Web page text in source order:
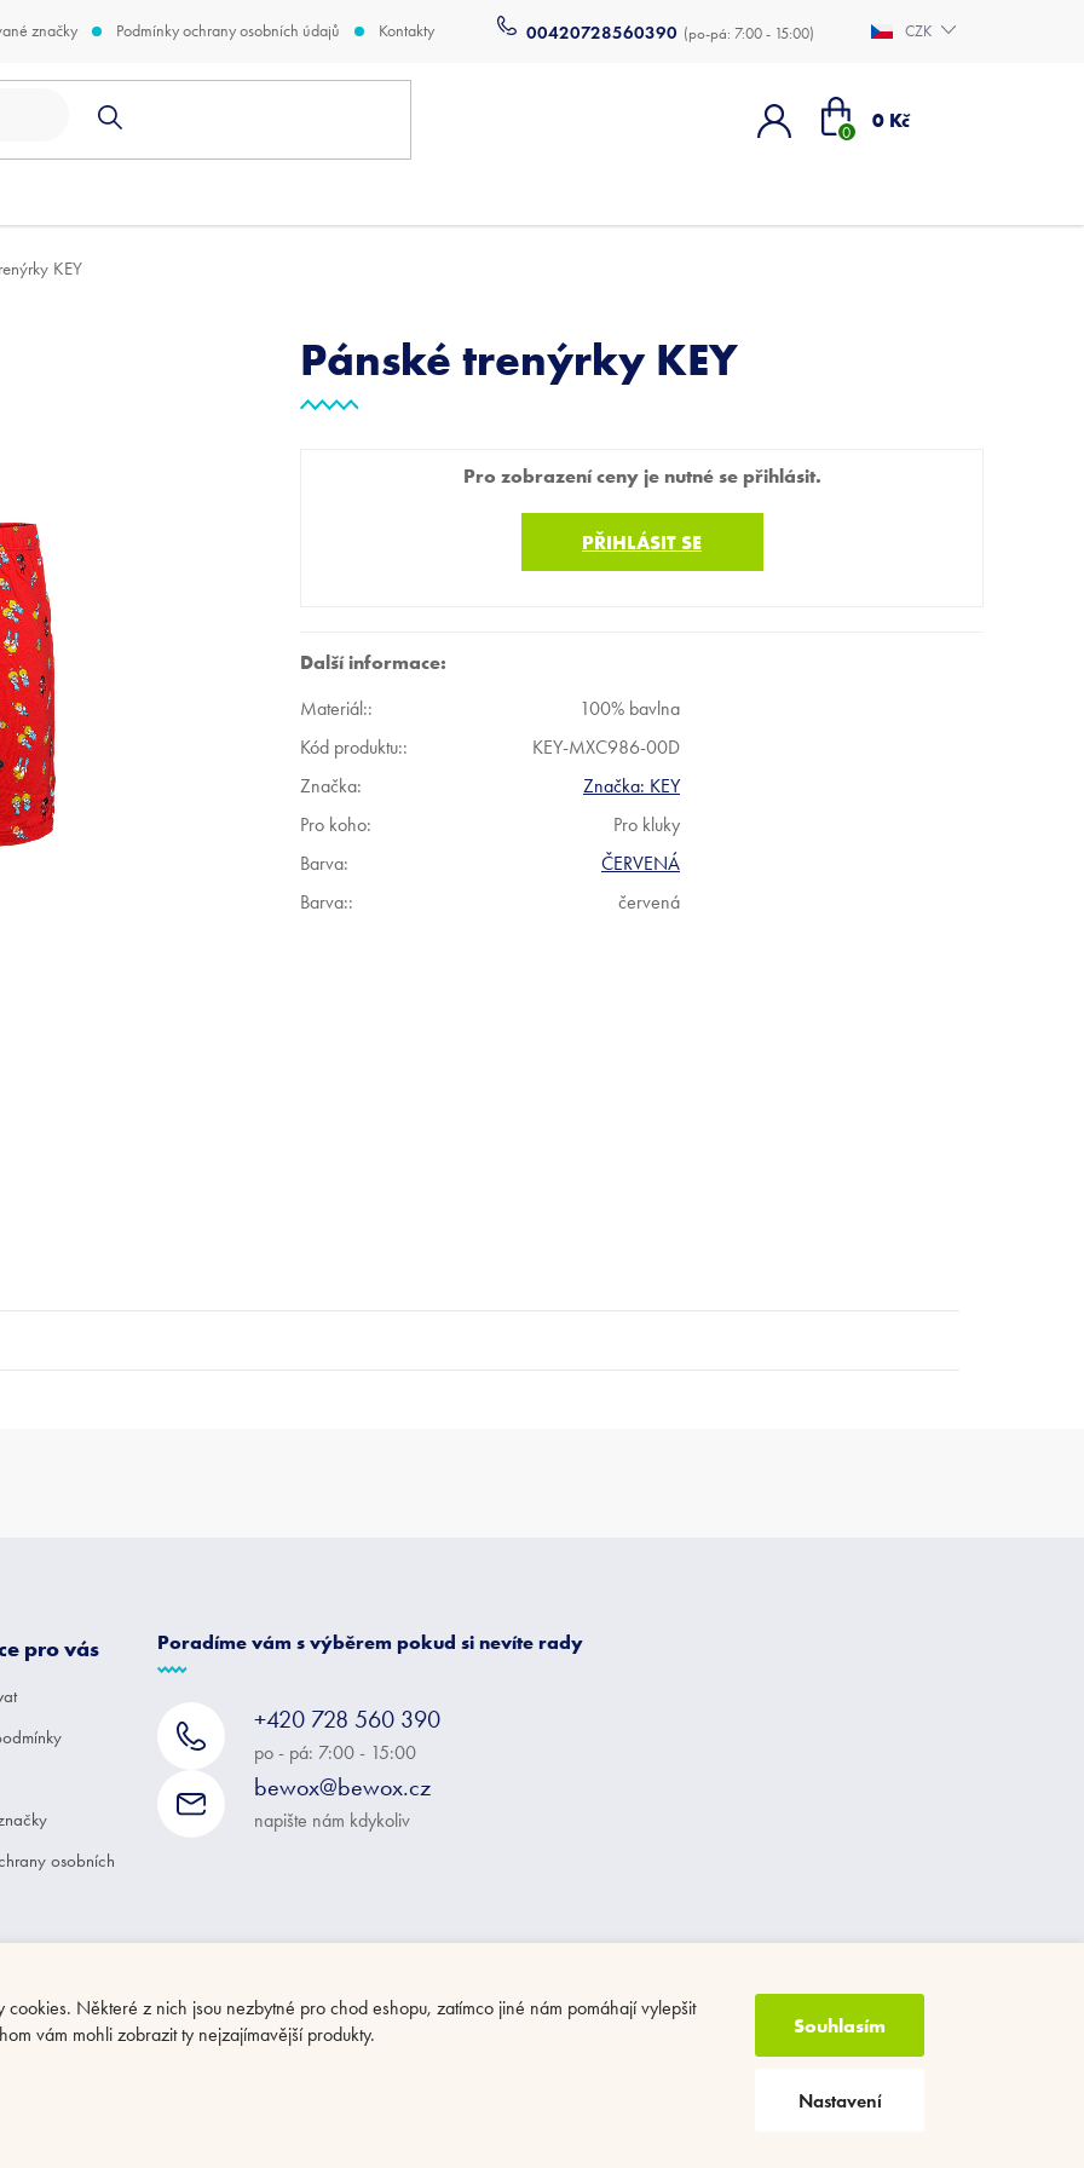
Některé z nich jsou nezbytné pro chod eshopu, zatímco jiné nám pomáhají vylepšit
vám mohli zobrazit ty nejzajímavější produkty.
Souhlasím
Nastavení
00420728560390
značky Podmínky ochrany osobních údajů Kontakty CZK
Nákupní
0 Kč
KEY
Pánské trenýrky KEY
Pro zobrazení ceny je nutné se přihlásit.
PŘIHLÁSIT SE
Další informace:
Materiál::
100% bavlna
Kód produktu::
KEY-MXC986-00D
Značka:
Značka: KEY
Pro koho:
Pro kluky
Barva:
ČERVENÁ
Barva:: červená
pro vás
osobních
Poradíme vám s výběrem pokud si nevíte rady
+420 728 560 390
po - pá: 7:00 - 15:00
bewox@bewox.cz
napište nám kdykoliv